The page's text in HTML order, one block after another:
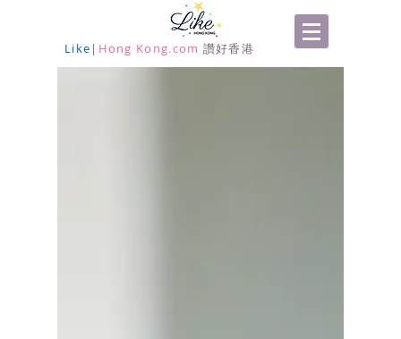
Like | Hong Kong.com 讚好香港